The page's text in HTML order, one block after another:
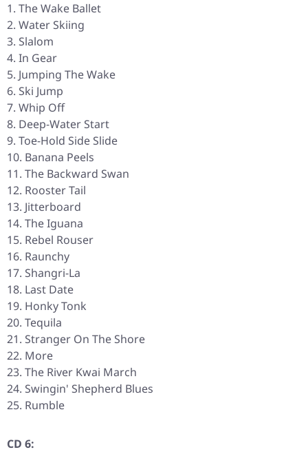
The Wake Ballet
Water Skiing
Slalom
In Gear
Jumping The Wake
Ski Jump
Whip Off
Deep-Water Start
Toe-Hold Side Slide
Banana Peels
The Backward Swan
Rooster Tail
Jitterboard
The Iguana
Rebel Rouser
Raunchy
Shangri-La
Last Date
Honky Tonk
Tequila
Stranger On The Shore
More
The River Kwai March
Swingin' Shepherd Blues
Rumble
CD 6: